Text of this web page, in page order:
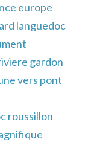
europe
languedoc
gardon
vers pont
roussillon